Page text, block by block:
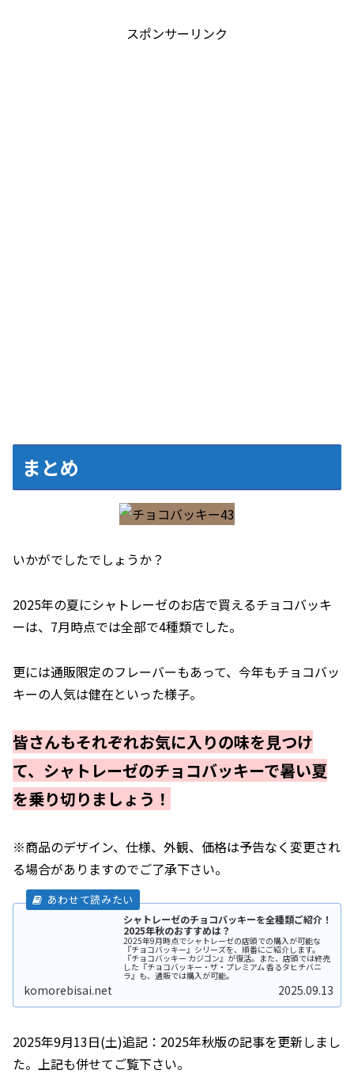
スポンサーリンク
まとめ
いかがでしたでしょうか？
2025年の夏にシャトレーゼのお店で買えるチョコバッキ
ーは、7月時点では全部で4種類でした。
更には通販限定のフレーバーもあって、今年もチョコバッ
キーの人気は健在といった様子。
皆さんもそれぞれお気に入りの味を見つけ
て、シャトレーゼのチョコバッキーで暑い夏
を乗り切りましょう！
※商品のデザイン、仕様、外観、価格は予告なく変更され
る場合がありますのでご了承下さい。
シャトレーゼのチョコバッキーを全種類ご紹介！
2025年秋のおすすめは？
2025年9月時点でシャトレーゼの店頭での購入が可能な
『チョコバッキー』シリーズを、順番にご紹介します。
『チョコバッキー カジゴン』が復活。また、店頭では終売
した『チョコバッキー・ザ・プレミアム 香るタヒチバニ
ラ』も、通販では購入が可能。
komorebisai.net 2025.09.13
2025年9月13日(土)追記：2025年秋版の記事を更新しまし
た。上記も併せてご覧下さい。